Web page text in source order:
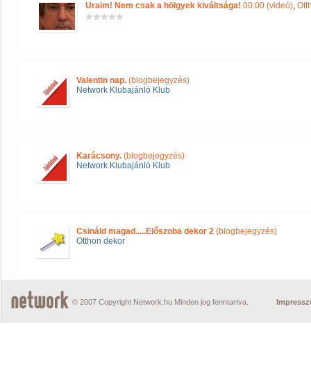
Uraim! Nem csak a hölgyek kiváltsága! 00:00 (videó),
Valentin nap. (blogbejegyzés)
Network Klubajánló Klub
Karácsony. (blogbejegyzés)
Network Klubajánló Klub
Csináld magad.....Előszoba dekor 2 (blogbejegyzés)
Otthon dekor
© 2007 Copyright Network.hu Minden jog fenntartva.